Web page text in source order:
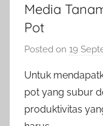
Media
Pot
Posted on 19
Untuk
pot yang subur
produktivitas